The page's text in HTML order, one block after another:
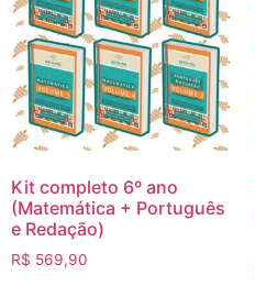
Kit completo 6º ano
(Matemática + Português
e Redação)
R$ 569,90